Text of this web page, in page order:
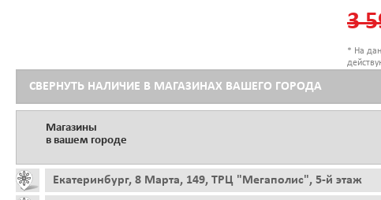
3
* На
СВЕРНУТЬ НАЛИЧИЕ В МАГАЗИНАХ ВАШЕГО ГОРОДА
Магазины
в вашем городе
Екатеринбург, 8 Марта, 149, ТРЦ "Мегаполис", 5-й этаж